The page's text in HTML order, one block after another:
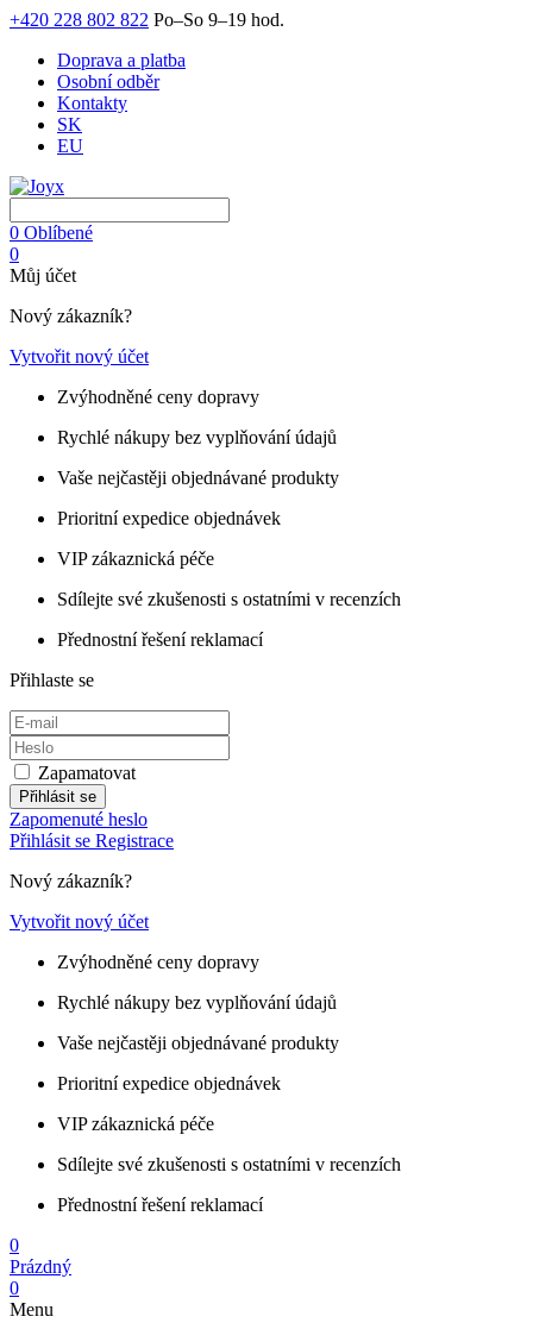
+420 228 802 822 Po–So 9–19 hod.
Doprava a platba
Osobní odběr
Kontakty
SK
EU
0 Oblíbené
0
Můj účet
Nový zákazník?
Vytvořit nový účet
Zvýhodněné ceny dopravy
Rychlé nákupy bez vyplňování údajů
Vaše nejčastěji objednávané produkty
Prioritní expedice objednávek
VIP zákaznická péče
Sdílejte své zkušenosti s ostatními v recenzích
Přednostní řešení reklamací
Přihlaste se
Zapamatovat
Přihlásit se
Zapomenuté heslo
Přihlásit se Registrace
Nový zákazník?
Vytvořit nový účet
Zvýhodněné ceny dopravy
Rychlé nákupy bez vyplňování údajů
Vaše nejčastěji objednávané produkty
Prioritní expedice objednávek
VIP zákaznická péče
Sdílejte své zkušenosti s ostatními v recenzích
Přednostní řešení reklamací
0
Prázdný
0
Menu